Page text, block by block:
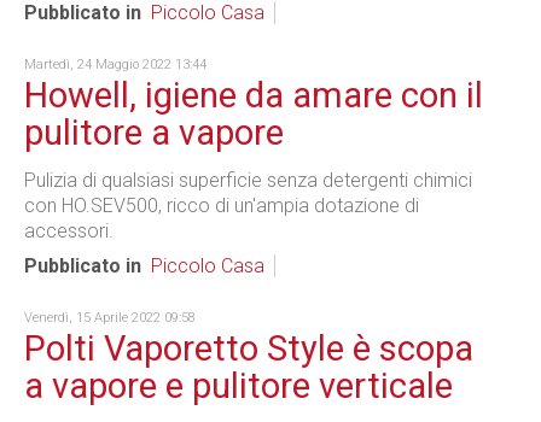
Pubblicato in Piccolo Casa
Martedì, 24 Maggio 2022 13:44
Howell, igiene da amare con il
pulitore a vapore
Pulizia di qualsiasi superficie senza detergenti chimici
con HO.SEV500, ricco di un'ampia dotazione di
accessori.
Pubblicato in Piccolo Casa
Venerdì, 15 Aprile 2022 09:58
Polti Vaporetto Style è scopa
a vapore e pulitore verticale